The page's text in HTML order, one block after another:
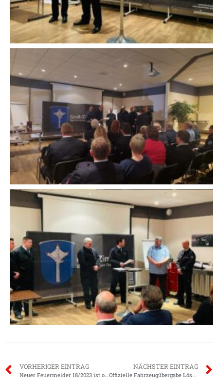
VORHERIGER EINTRAG
Neuer Feuermelder 18/2023 ist online
NÄCHSTER EINTRAG
Offizielle Fahrzeugübergabe Löschgruppenfahrzeug LF 10 KatS